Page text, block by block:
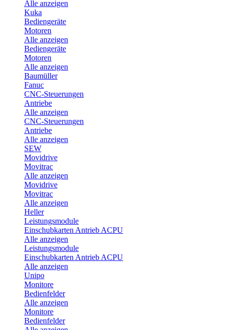
Alle anzeigen
Kuka
Bediengeräte
Motoren
Alle anzeigen
Bediengeräte
Motoren
Alle anzeigen
Baumüller
Fanuc
CNC-Steuerungen
Antriebe
Alle anzeigen
CNC-Steuerungen
Antriebe
Alle anzeigen
SEW
Movidrive
Movitrac
Alle anzeigen
Movidrive
Movitrac
Alle anzeigen
Heller
Leistungsmodule
Einschubkarten Antrieb ACPU
Alle anzeigen
Leistungsmodule
Einschubkarten Antrieb ACPU
Alle anzeigen
Unipo
Monitore
Bedienfelder
Alle anzeigen
Monitore
Bedienfelder